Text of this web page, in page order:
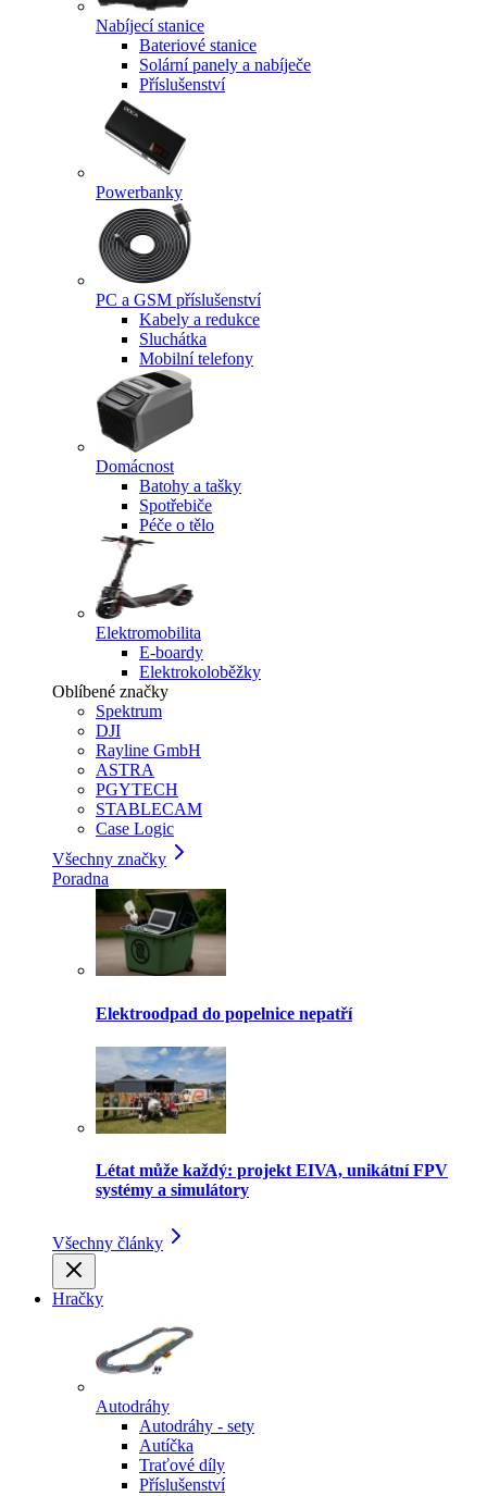
Nabíjecí stanice
Bateriové stanice
Solární panely a nabíječe
Příslušenství
Powerbanky
PC a GSM příslušenství
Kabely a redukce
Sluchátka
Mobilní telefony
Domácnost
Batohy a tašky
Spotřebiče
Péče o tělo
Elektromobilita
E-boardy
Elektrokoloběžky
Oblíbené značky
Spektrum
DJI
Rayline GmbH
ASTRA
PGYTECH
STABLECAM
Case Logic
Všechny značky
Poradna
Elektroodpad do popelnice nepatří
Létat může každý: projekt EIVA, unikátní FPV
systémy a simulátory
Všechny články
Hračky
Autodráhy
Autodráhy - sety
Autíčka
Traťové díly
Příslušenství